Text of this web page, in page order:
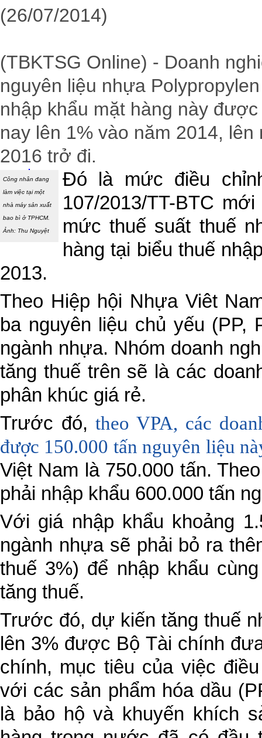
(26/07/2014)
(TBKTSG Online) - Doanh
nguyên liệu nhựa
nhập khẩu mặt hàng này
nay lên 1% vào năm 2014,
2016 trở đi.
Công nhân đang
làm việc tại một
nhà máy sản xuất
bao bì ở TPHCM.
Ảnh: Thu Nguyệt
Đó là mức điều
107/2013/TT-BTC
mức thuế suất thuế
hàng tại biểu thuế
2013.
Theo Hiệp hội Nhựa Viêt
ba nguyên liệu chủ yếu (PP,
ngành nhựa. Nhóm doanh
tăng thuế trên sẽ là các
phân khúc giá rẻ.
Trước đó,theo VPA, các
được 150.000 tấn nguyên liệu
Việt Nam là 750.000 tấn.
phải nhập khẩu 600.000 tấn
Với giá nhập khẩu khoảng
ngành nhựa sẽ phải bỏ ra
thuế 3%) để nhập khẩu
tăng thuế.
Trước đó, dự kiến tăng thuế
lên 3% được Bộ Tài chính
chính, mục tiêu của việc
với các sản phẩm hóa dầu
là bảo hộ và khuyến khích